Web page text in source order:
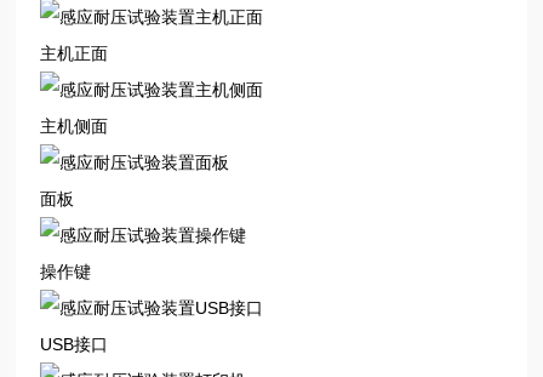
主机正面
主机侧面
面板
操作键
USB接口